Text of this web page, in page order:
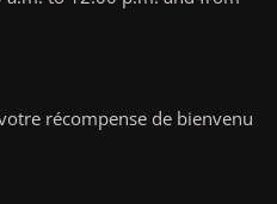
récompense de bienvenu